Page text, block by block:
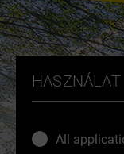
HASZNÁLAT
All